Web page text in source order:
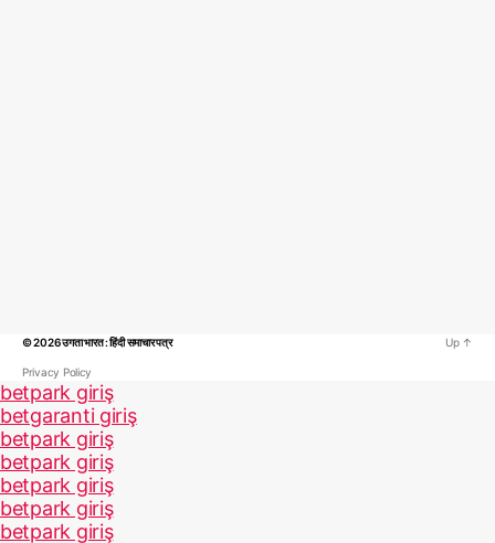
© 2026उगता भारत : हिंदी समाचार पत्र
Privacy Policy
Up ↑
betpark giriş
betgaranti giriş
betpark giriş
betpark giriş
betpark giriş
betpark giriş
betpark giriş